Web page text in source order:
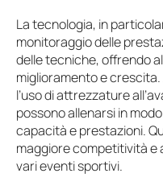
La tecnologia, in
monitoraggio delle
delle tecniche, offrendo
miglioramento e
l’uso di attrezzature
possono allenarsi in
capacità e prestazioni.
maggiore competitività e
vari eventi sportivi.